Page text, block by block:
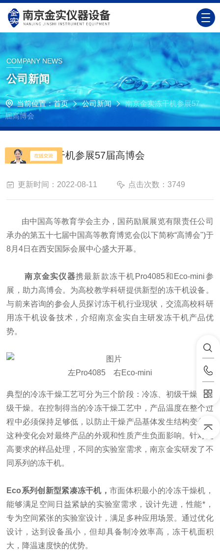
COMPANY NEWS
公司新闻
当前位置：首页 公司新闻
南京金实冻干机参展57
届高博会
南京金实冻干机参展57届高博会
更新时间：2022-08-11 点击次数：3749
由中国高等教育学会主办，国药励展展览有限责任公司
承办的第五十七届中国高等教育博览会(以下简称“高博会")于
8月4日在西安国际会展中心盛大开幕。
南京金实仪器携最新款冻干机 Pro4085和 Eco-mini参
展，助力高博会。为高校教学科研提供新型的冻干机设备。
与前来咨询的参会人员探讨冻干机行业现状，交流高校科研
用冻干机设备技术，介绍南京金实自主研发冻干机产品优
势。
左Pro4085 右Eco-mini
典型的冷冻干燥工艺可分为三个阶段：冷冻、初级干燥和二
级干燥。在控制得当的冷冻干燥工艺中，产品温度在整个过
程中必须保持足够低，以防止干燥产品基体发生结构变化，
这种变化会对最终产品的外观和性质产生负面影响。针对更
高要求的样品处理，不同的实验室需求，南京金实研发了不
同系列的冻干机。
Eco系列创新型紧凑冻干机， 市面体积最小的冷冻干燥机，
能够满足空间日益紧缺的实验室需求，设计先进，性能*，
专为空间紧张的实验室设计，满足多种应用场景。通过优化
设计，达到设备虽小，但却具备制冷效率高，冻干机面积
大，降温速度快的优势。